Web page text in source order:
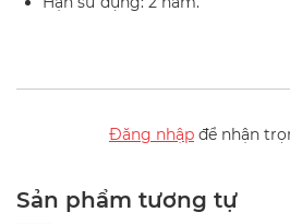
Đăng nhập để nhận
Sản phẩm tương tự